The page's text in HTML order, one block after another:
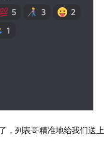
列表哥精准地给我们送上